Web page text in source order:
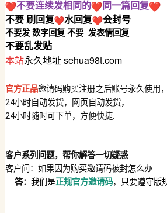
不要连续发相同的
同一篇回复
不要 刷回复 水回复 会封号
不要发 数字回复 不要 发表情回复
不要乱发贴
本站永久地址 sehua98t.com
官方正品邀请码购买注册之后账号永久使用，
24小时自动发货，网页自动发货，
24小时随时可下单，方便快捷.
客户系列问题，帮你解答一切疑惑
客户问：如果因为购买邀请码被封怎么办
答： 我们是正规官方邀请码，只要遵守版